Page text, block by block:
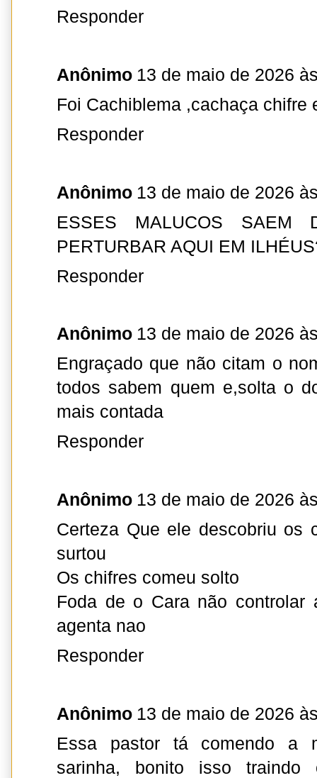
Responder
Anônimo 13 de maio de 2026
Foi Cachiblema ,cachaça chifre
Responder
Anônimo 13 de maio de 2026
ESSES MALUCOS SAEM
PERTURBAR AQUI EM
Responder
Anônimo 13 de maio de 2026
Engraçado que não citam o
todos sabem quem e,solta o
mais contada
Responder
Anônimo 13 de maio de 2026
Certeza Que ele descobriu os
surtou
Os chifres comeu solto
Foda de o Cara não controlar
agenta nao
Responder
Anônimo 13 de maio de 2026
Essa pastor tá comendo a
sarinha, bonito isso